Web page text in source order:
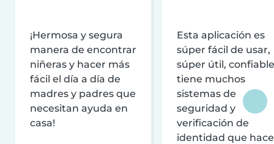
¡Hermosa y segura
manera de encontrar
niñeras y hacer más
fácil el día a día de
madres y padres que
necesitan ayuda en
casa!
Esta aplicación es
súper fácil de usar,
súper útil,
tiene muchos
sistemas de
seguridad y
verificación de
identidad que